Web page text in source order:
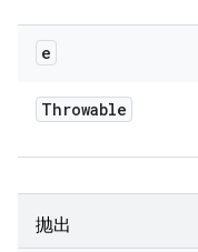
e
Throwable
抛出